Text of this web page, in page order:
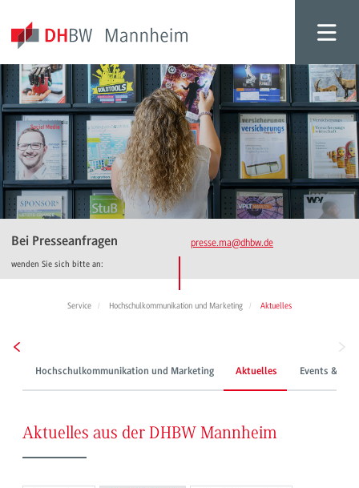
Bei Presseanfragen
wenden Sie sich bitte an:
presse.ma@dhbw.de
Service Hochschulkommunikation und Marketing Aktuelles
Hochschulkommunikation und Marketing Aktuelles Events &
Aktuelles aus der DHBW Mannheim